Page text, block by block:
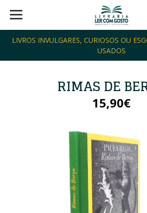
LIVROS INVULGARES, CURIOSOS OU
USADOS
RIMAS DE
15,90€